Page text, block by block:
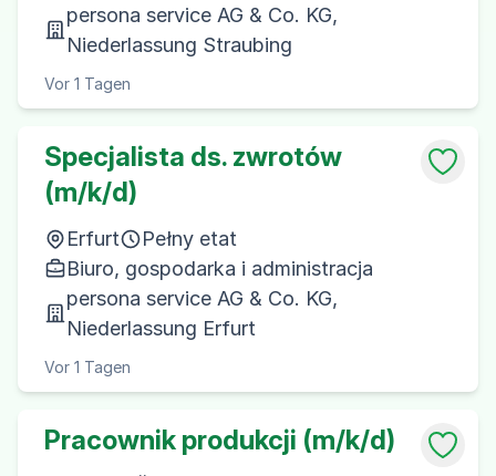
persona service AG & Co. KG,
Niederlassung Straubing
Vor 1 Tagen
Specjalista ds. zwrotów
(m/k/d)
Erfurt
Pełny etat
Biuro, gospodarka i administracja
persona service AG & Co. KG,
Niederlassung Erfurt
Vor 1 Tagen
Pracownik produkcji (m/k/d)